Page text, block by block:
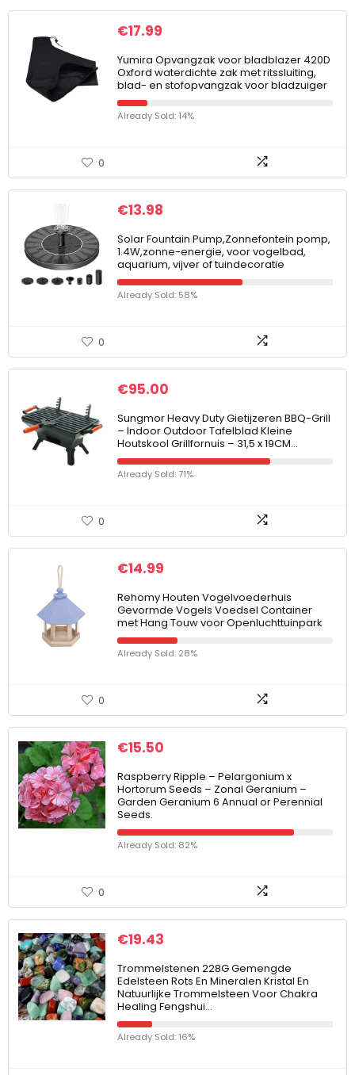
€17.99
Yumira Opvangzak voor bladblazer 420D
Oxford waterdichte zak met ritssluiting,
blad- en stofopvangzak voor bladzuiger
Already Sold: 14%
0
€13.98
Solar Fountain Pump,Zonnefontein pomp,
1.4W,zonne-energie, voor vogelbad,
aquarium, vijver of tuindecoratie
Already Sold: 58%
0
€95.00
Sungmor Heavy Duty Gietijzeren BBQ-Grill
– Indoor Outdoor Tafelblad Kleine
Houtskool Grillfornuis – 31,5 x 19CM…
Already Sold: 71%
0
€14.99
Rehomy Houten Vogelvoederhuis
Gevormde Vogels Voedsel Container
met Hang Touw voor Openluchttuinpark
Already Sold: 28%
0
€15.50
Raspberry Ripple – Pelargonium x
Hortorum Seeds – Zonal Geranium –
Garden Geranium 6 Annual or Perennial
Seeds.
Already Sold: 82%
0
€19.43
Trommelstenen 228G Gemengde
Edelsteen Rots En Mineralen Kristal En
Natuurlijke Trommelsteen Voor Chakra
Healing Fengshui…
Already Sold: 16%